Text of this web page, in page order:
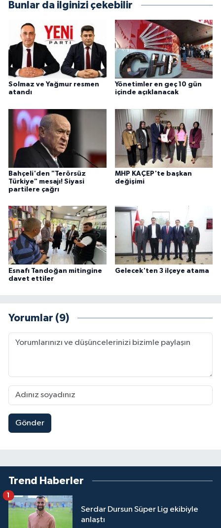
Bunlar da ilginizi çekebilir
Solmaz ve Yağmur resmen
atandı
Yönetimler en geç 10 gün
içinde açıklanacak
Bahçeli'den "Terörsüz
Türkiye" mesajı! Siyasi
partilere çağrı
MHP KAÇEP'te başkan
değişimi
Esnafı Tandoğan mitingine
davet ettiler
Gelecek'ten 3 ilçeye atama
Yorumlar (9)
Gönder
Trend Haberler
Serdar Dursun Süper Lig ekibiyle
anlaştı
1